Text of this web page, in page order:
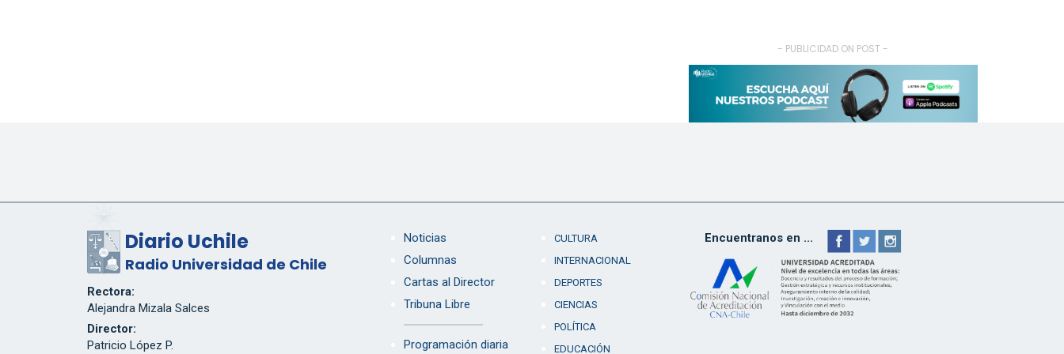
- PUBLICIDAD ON POST -
Diario Uchile
Radio Universidad de Chile
Rectora:
Alejandra Mizala Salces
Director:
Patricio López P.
Noticias
Columnas
Cartas al Director
Tribuna Libre
Programación diaria
CULTURA
INTERNACIONAL
DEPORTES
CIENCIAS
POLÍTICA
EDUCACIÓN
Encuentranos en ...